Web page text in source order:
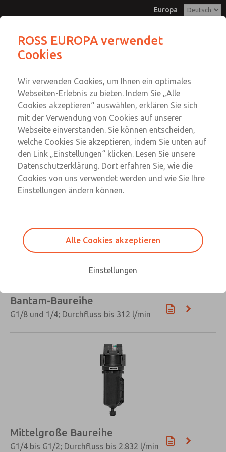
Europa
Einloggen
Anmeldung
Koaleszenzfilter
Koaleszenzfilter
G1/8 bis G2; Durchfluss bis 23.789 l/min
Bantam-Baureihe
G1/8 und 1/4; Durchfluss bis 312 l/min
Mittelgroße Baureihe
G1/4 bis G1/2; Durchfluss bis 2.832 l/min
ROSS EUROPA verwendet
Cookies
Wir verwenden Cookies, um Ihnen ein optimales
Webseiten-Erlebnis zu bieten. Indem Sie „Alle
Cookies akzeptieren“ auswählen, erklären Sie sich
mit der Verwendung von Cookies auf unserer
Webseite einverstanden. Sie können entscheiden,
welche Cookies Sie akzeptieren, indem Sie unten auf
den Link „Einstellungen“ klicken. Lesen Sie unsere
Datenschutzerklärung. Dort erfahren Sie, wie die
Cookies von uns verwendet werden und wie Sie Ihre
Einstellungen ändern können.
Alle Cookies akzeptieren
Einstellungen